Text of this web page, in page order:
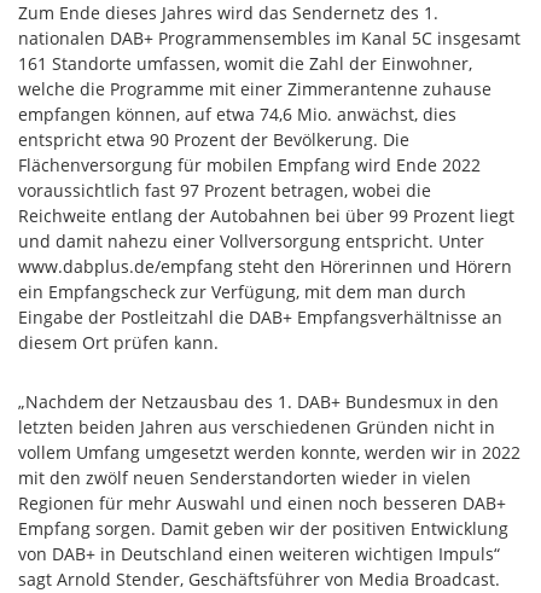
Zum Ende dieses Jahres wird das Sendernetz des 1.
nationalen DAB+ Programmensembles im Kanal 5C insgesamt
161 Standorte umfassen, womit die Zahl der Einwohner,
welche die Programme mit einer Zimmerantenne zuhause
empfangen können, auf etwa 74,6 Mio. anwächst, dies
entspricht etwa 90 Prozent der Bevölkerung. Die
Flächenversorgung für mobilen Empfang wird Ende 2022
voraussichtlich fast 97 Prozent betragen, wobei die
Reichweite entlang der Autobahnen bei über 99 Prozent liegt
und damit nahezu einer Vollversorgung entspricht. Unter
www.dabplus.de/empfang steht den Hörerinnen und Hörern
ein Empfangscheck zur Verfügung, mit dem man durch
Eingabe der Postleitzahl die DAB+ Empfangsverhältnisse an
diesem Ort prüfen kann.
„Nachdem der Netzausbau des 1. DAB+ Bundesmux in den
letzten beiden Jahren aus verschiedenen Gründen nicht in
vollem Umfang umgesetzt werden konnte, werden wir in 2022
mit den zwölf neuen Senderstandorten wieder in vielen
Regionen für mehr Auswahl und einen noch besseren DAB+
Empfang sorgen. Damit geben wir der positiven Entwicklung
von DAB+ in Deutschland einen weiteren wichtigen Impuls“
sagt Arnold Stender, Geschäftsführer von Media Broadcast.